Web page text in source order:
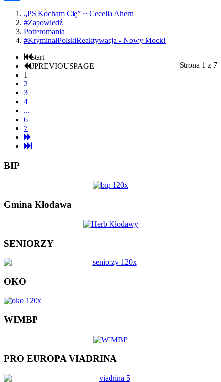
Share
„PS Kocham Cię” ~ Cecelia Ahern
#Zapowiedź
Potteromania
#KryminałPolskiReaktywacja - Nowy Mock!
Strona 1 z 7
start
JPREVIOUSPAGE
1
2
3
4
...
6
7
BIP
Gmina Kłodawa
SENIORZY
OKO
WIMBP
PRO EUROPA VIADRINA